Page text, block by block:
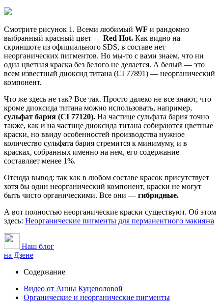
Смотрите рисунок 1. Всеми любимый WF и рандомно
выбранный красный цвет — Red Hot. Как видно на
скриншоте из официального SDS, в составе нет
неорганических пигментов. Но мы-то с вами знаем, что ни
одна цветная краска без белого не делается. А белый — это
всем известный диоксид титана (CI 77891) — неорганический
компонент.
Что же здесь не так? Все так. Просто далеко не все знают, что
кроме диоксида титана можно использовать, например,
сульфат бария (CI 77120). На частице сульфата бария точно
также, как и на частице диоксида титана собираются цветные
краски, но ввиду особенностей производства нужное
количество сульфата бария стремится к минимуму, и в
красках, собранных именно на нем, его содержание
составляет менее 1%.
Отсюда вывод: так как в любом составе красок присутствует
хотя бы один неорганический компонент, краски не могут
быть чисто органическими. Все они — гибридные.
А вот полностью неорганические краски существуют. Об этом
здесь: Неорганические пигменты для перманентного макияжа
Наш блог
на Дзене
Содержание
Видео от Анны Куцеволовой
Органические и неорганические пигменты